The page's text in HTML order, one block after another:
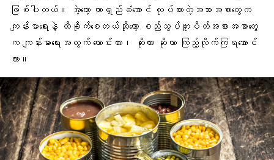
ဖြစ်ပါတယ်။ အဲ့တော့ တာရှည်ခံအောင် လုပ်ထားတဲ့အစားအစာတွေက
ကျန်းမာရေးနဲ့ ထိခိုက်စေတယ်ဆိုတော့ စည်သွပ်ဘူးပိတ်အစားအစာတွေ
က ကျန်းမာရေးအတွက် ကောင်းလား၊ ဆိုးလား ဆိုတာ ကြည့်လိုက်ကြရအောင်
လား။